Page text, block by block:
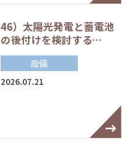
46）太陽光発電と蓄電池
の後付けを検討する…
設備
2026.07.21